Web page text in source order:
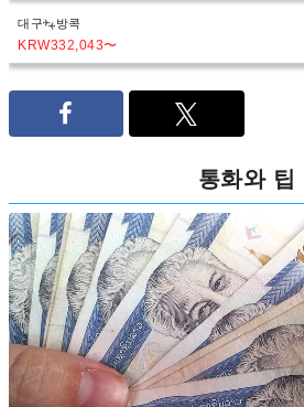
대구 방콕
KRW332,043〜
통화와 팁